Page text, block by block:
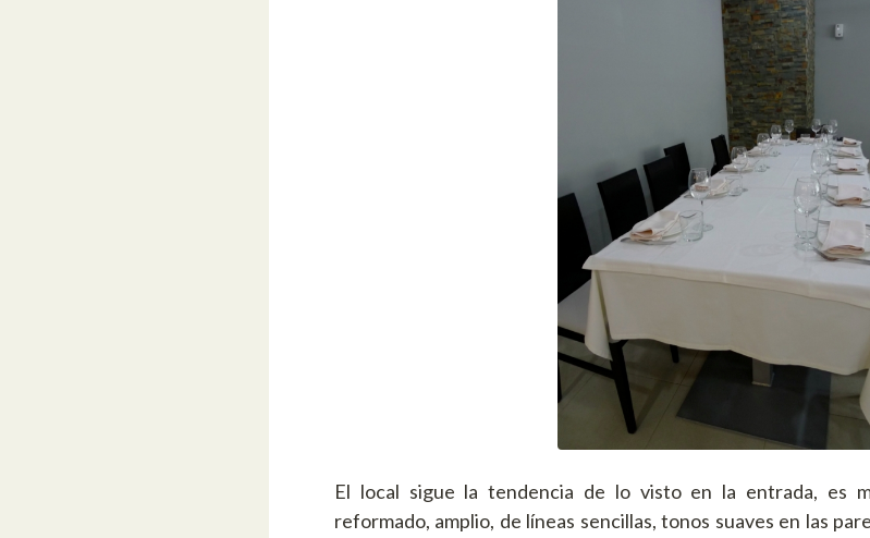
El local sigue la tendencia de lo visto en la entrada, es
reformado, amplio, de líneas sencillas, tonos suaves en las